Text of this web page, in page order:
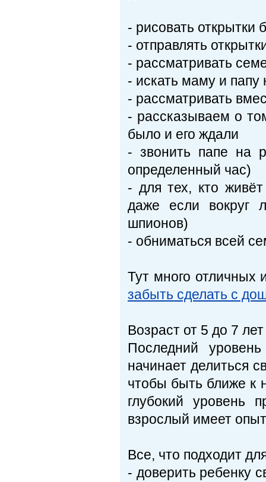
- рисовать открытки
- отправлять
- рассматривать
- искать маму и
- рассматривать
- рассказываем о
было и его ждали
- звонить папе на
определенный час)
- для тех, кто
даже если вокруг
шпионов)
- обниматься всей
Тут много отличных
забыть сделать с
Возраст от 5 до 7 лет
Последний
начинает делиться
чтобы быть ближе к
глубокий уровень
взрослый имеет
Все, что подходит
- доверить ребенку